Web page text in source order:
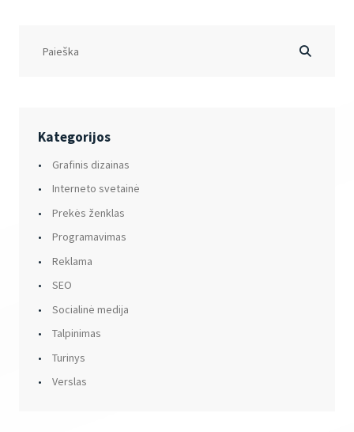
Kategorijos
Grafinis dizainas
Interneto svetainė
Prekės ženklas
Programavimas
Reklama
SEO
Socialinė medija
Talpinimas
Turinys
Verslas